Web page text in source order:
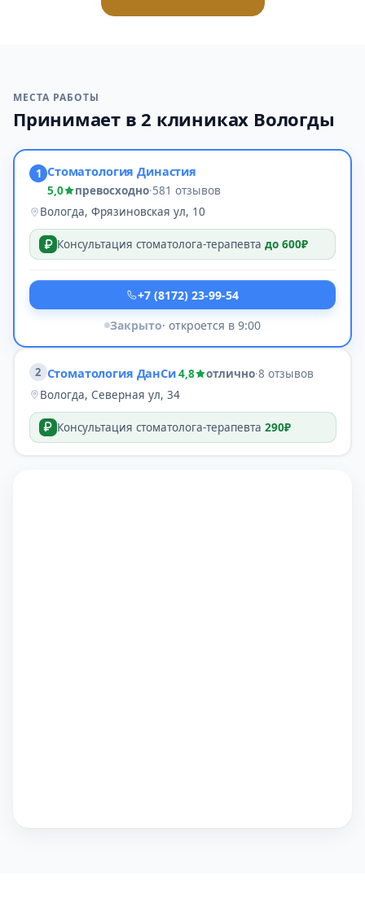
МЕСТА РАБОТЫ
Принимает в 2 клиниках Вологды
1 Стоматология Династия
5,0 превосходно·581 отзывов
Вологда, Фрязиновская ул, 10
Консультация стоматолога-терапевта до 600₽
+7 (8172) 23-99-54
Закрыто· откроется в 9:00
2 Стоматология ДанСи4,8 отлично·8 отзывов
Вологда, Северная ул, 34
Консультация стоматолога-терапевта 290₽